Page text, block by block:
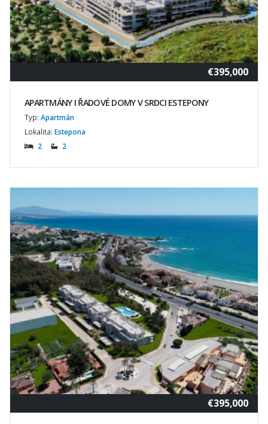
€395,000
APARTMÁNY I ŘADOVÉ DOMY V SRDCI ESTEPONY
Typ: Apartmán
Lokalita: Estepona
2
2
€395,000